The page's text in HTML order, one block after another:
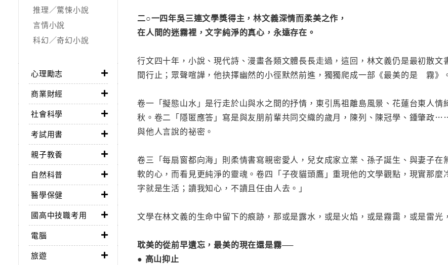
推理／驚悚小說
言情小說
科幻／奇幻小說
心理勵志
商業財經
社會科學
考試用書
親子教養
自然科普
醫學保健
國高中技職考用
電腦
旅遊
二○一四年吳三連文學獎得主，林文義深情而柔美之作，
在人間的迷霧裡，文字純淨的真心，永遠存在。
行文四十年，小說、現代詩、漫畫各類文體長長走過，這回，林文義仍是最初散
間行止；眾聲喧譁，他抉擇幽然的小徑默然前進，獨獨爬成一部《最美的是 霧》
卷一「擬態山水」是行走於山與水之間的抒情，東引馬祖離島風景、花蓮台東人
秋。卷二「隱匿應答」寫是與友朋前輩共同交織的歲月，陳列、陳冠學、鍾肇政
與他人言說的祕密。
卷三「每扇窗都向海」則柔情書寫親密愛人，兒女成家立業、孫子誕生、與妻子
軟的心，而看見更純淨的靈魂。卷四「子夜貓頭鷹」重現他的文學觀點，現實那
字就是生活；讀我知心，不讀且任由人去。」
文學在林文義的生命中留下的痕跡，那或是露水，或是火焰，或是霧靄，或是雷光
耽美的從前早遺忘，最美的現在還是霧──
● 高山抑止